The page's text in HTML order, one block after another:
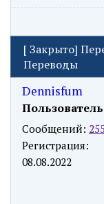
[Закрыто]
Переводы
Dennisfum
Пользователь
Сообщений:
Регистрация:
08.08.2022